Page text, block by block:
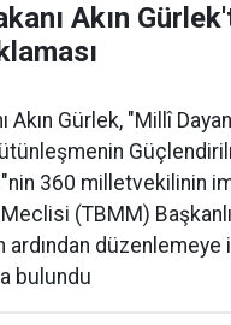
Akın
Akın Gürlek, "Millî
360 milletvekilinin
(TBMM)
ardından düzenlemeye
bulundu